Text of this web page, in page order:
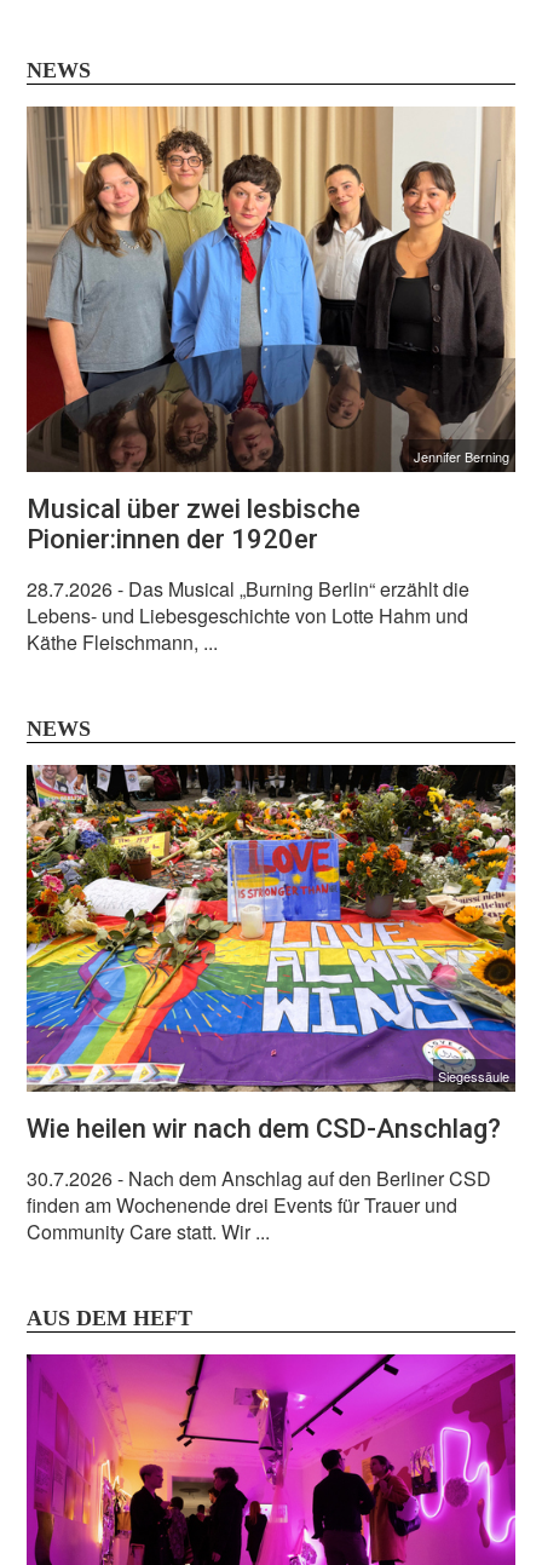
NEWS
Jennifer Berning
Musical über zwei lesbische
Pionier:innen der 1920er
28.7.2026- Das Musical „Burning Berlin“ erzählt die
Lebens- und Liebesgeschichte von Lotte Hahm und
Käthe Fleischmann, ...
NEWS
Siegessäule
Wie heilen wir nach dem CSD-Anschlag?
30.7.2026- Nach dem Anschlag auf den Berliner CSD
finden am Wochenende drei Events für Trauer und
Community Care statt. Wir ...
AUS DEM HEFT